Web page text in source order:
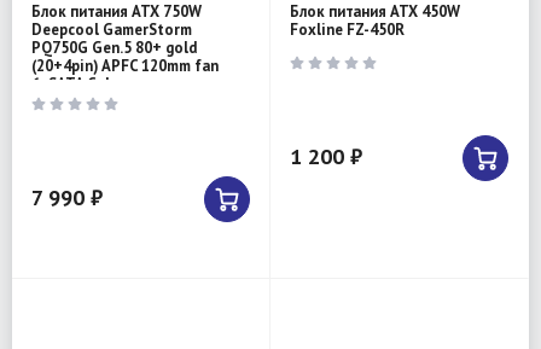
Блок питания ATX 750W
Deepcool GamerStorm
PQ750G Gen.5 80+ gold
(20+4pin) APFC 120mm fan
6xSATA Cab
7 990 ₽
Блок питания ATX 450W
Foxline FZ-450R
1 200 ₽